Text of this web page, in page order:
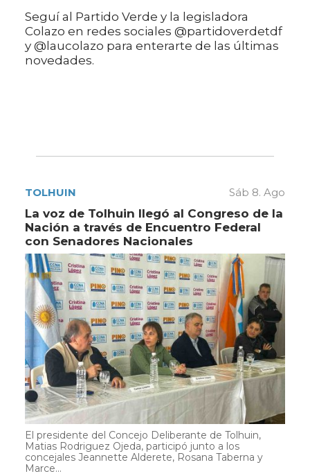
Seguí al Partido Verde y la legisladora
Colazo en redes sociales @partidoverdetdf
y @laucolazo para enterarte de las últimas
novedades.
TOLHUIN Sáb 8. Ago
La voz de Tolhuin llegó al Congreso de la
Nación a través de Encuentro Federal
con Senadores Nacionales
El presidente del Concejo Deliberante de Tolhuin,
Matias Rodriguez Ojeda, participó junto a los
concejales Jeannette Alderete, Rosana Taberna y
Marce...